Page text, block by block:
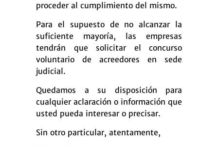
proceder al cumplimiento del mismo.
Para el supuesto de no alcanzar la
suficiente mayoría, las empresas
tendrán que solicitar el concurso
voluntario de acreedores en sede
judicial.
Quedamos a su disposición para
cualquier aclaración o información que
usted pueda interesar o precisar.
Sin otro particular, atentamente,